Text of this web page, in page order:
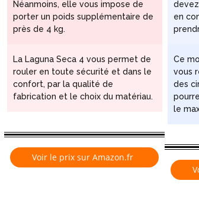
Néanmoins, elle vous impose de
porter un poids supplémentaire de
près de 4 kg.
La Laguna Seca 4 vous permet de
rouler en toute sécurité et dans le
confort, par la qualité de
fabrication et le choix du matériau.
Voir le prix sur Amazon.fr
en
Ce
vous
des
le